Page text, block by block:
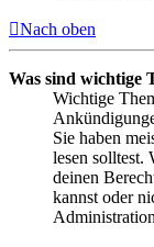
Nach oben
Was sind wichtige
Wichtige
Sie haben
lesen solltest.
deinen
kannst oder